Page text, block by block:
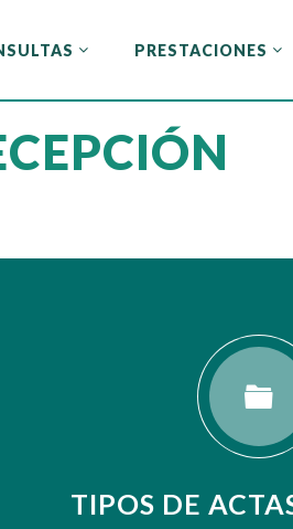
PRESTACIONES
TIPOS DE